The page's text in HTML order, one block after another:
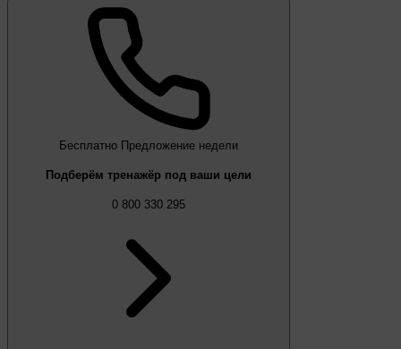
Бесплатно Предложение недели
Подберём тренажёр под ваши цели
0 800 330 295